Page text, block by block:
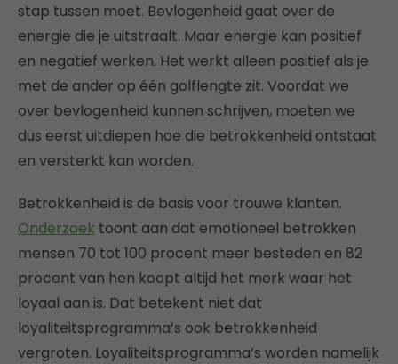
stap tussen moet. Bevlogenheid gaat over de
energie die je uitstraalt. Maar energie kan positief
en negatief werken. Het werkt alleen positief als je
met de ander op één golflengte zit. Voordat we
over bevlogenheid kunnen schrijven, moeten we
dus eerst uitdiepen hoe die betrokkenheid ontstaat
en versterkt kan worden.
Betrokkenheid is de basis voor trouwe klanten.
Onderzoek toont aan dat emotioneel betrokken
mensen 70 tot 100 procent meer besteden en 82
procent van hen koopt altijd het merk waar het
loyaal aan is. Dat betekent niet dat
loyaliteitsprogramma’s ook betrokkenheid
vergroten. Loyaliteitsprogramma’s worden namelijk